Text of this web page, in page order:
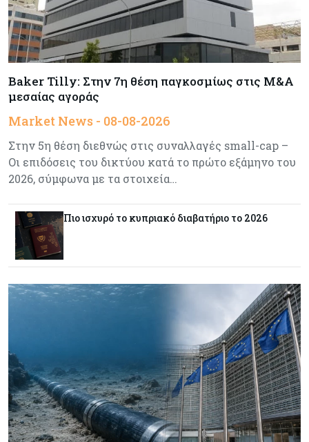
Κύπρος 07-08-2026
Συντεχνία της Cyta ζητά να ανακληθεί
διορισμός στο νέο ΔΣ
Κόσμος
ημιαγωγούς και φωτοβολταϊκά με στόχο την
ενίσχυση της βιομηχανίας
Κύπρος
καθημερινότητας μέσω οδικών έργων και
συγκοινωνιών
Meridiam - Σειρά έχει η μελέτη της ΕΤΕπ
07-08-2026
Γιατί το Bitcoin διχάζει αναλυτές και αγορά
Ελλάδα 07-08-2026
Καλπάζουν τα Airbnb στην Ελλάδα - Σχεδόν
sold out τα νησιά
Baker Tilly: Στην 7η θέση παγκοσμίως στις M&A
μεσαίας αγοράς
Market News - 08-08-2026
Στην 5η θέση διεθνώς στις συναλλαγές small-cap –
Οι επιδόσεις του δικτύου κατά το πρώτο εξάμηνο του
2026, σύμφωνα με τα στοιχεία…
Πιο ισχυρό το κυπριακό διαβατήριο το 2026